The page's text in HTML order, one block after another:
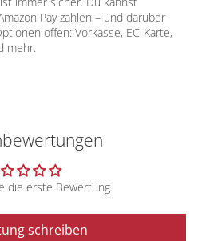
Pay zahlen – und darüber
offen: Vorkasse, EC-Karte,
mehr.
die erste Bewertung
schreiben